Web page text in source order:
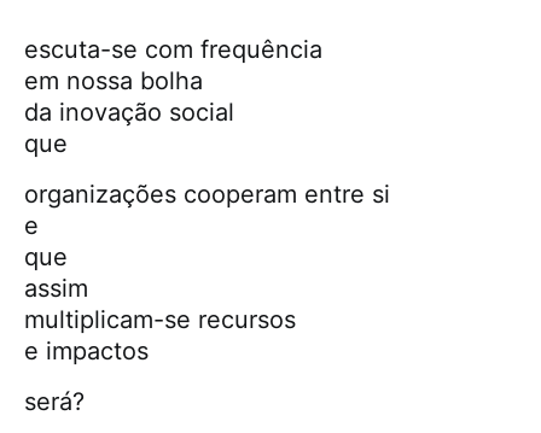
escuta-se com frequência
em nossa bolha
da inovação social
que
organizações cooperam entre si
e
que
assim
multiplicam-se recursos
e impactos
será?